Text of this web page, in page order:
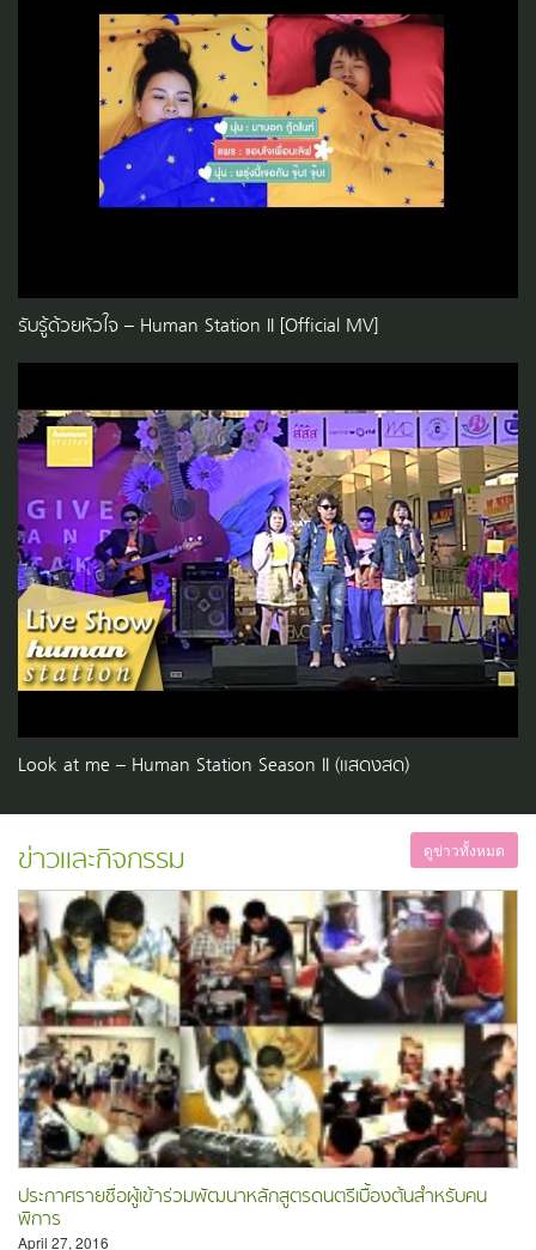
รับรู้ด้วยหัวใจ – Human Station II [Official MV]
Look at me – Human Station Season II (แสดงสด)
ข่าวและกิจกรรม ดูข่าวทั้งหมด
ประกาศรายชื่อผู้เข้าร่วมพัฒนาหลักสูตรดนตรีเบื้องต้นสำหรับคน
พิการ
April 27, 2016